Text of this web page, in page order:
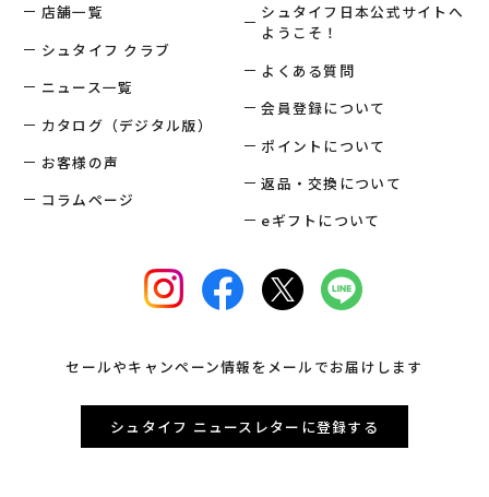
店舗一覧
シュタイフ クラブ
ニュース一覧
カタログ（デジタル版）
お客様の声
コラムページ
シュタイフ日本公式サイトへ
ようこそ！
よくある質問
会員登録について
ポイントについて
返品・交換について
eギフトについて
セールやキャンペーン情報をメールでお届けします
シュタイフ ニュースレターに登録する